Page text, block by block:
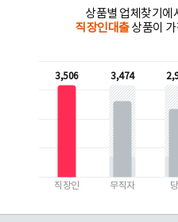
상품별 업체찾기에
직장인대출상품이 가
3,506
직장인
3,474
무직자